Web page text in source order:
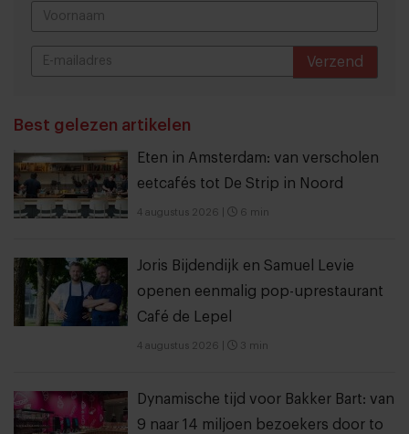
Verzend
Best gelezen artikelen
Eten in Amsterdam: van verscholen
eetcafés tot De Strip in Noord
4 augustus 2026 6 min
Joris Bijdendijk en Samuel Levie
openen eenmalig pop-uprestaurant
Café de Lepel
4 augustus 2026 3 min
Dynamische tijd voor Bakker Bart: van
9 naar 14 miljoen bezoekers door to